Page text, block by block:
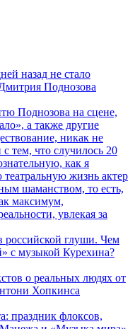
назад не стало
Поднозова
Поднозова на сцене,
а также другие
никак не
тем, что случилось 20
как я
жизнь актер
шаманством, то есть,
максимум,
увлекая за
российской глуши. Чем
с музыкой Курехина?
о реальных людях от
Хопкинса
праздник флоксов,